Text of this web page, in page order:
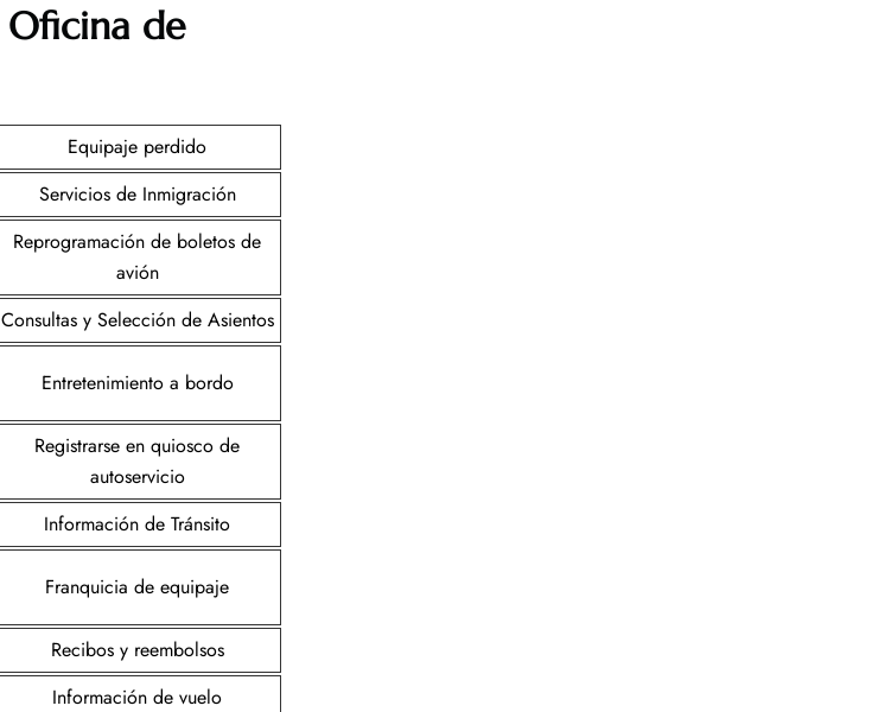
Oficina de
Equipaje perdido
Servicios de Inmigración
Reprogramación de boletos de
avión
Consultas y Selección de Asientos
Entretenimiento a bordo
Registrarse en quiosco de
autoservicio
Información de Tránsito
Franquicia de equipaje
Recibos y reembolsos
Información de vuelo